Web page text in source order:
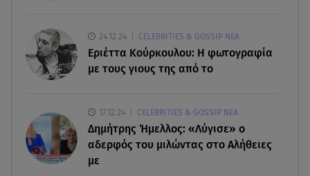
07.08.26 , 12:51
Μαριαλένα Ρουμελιώτη: Δύο -υπέροχοι- μήνες
τον γιο της
Τουρισμός για όλους: Συνεχίζονται οι αιτήσεις –
Ποιοι κάνουν σήμερα
24.12.24 CELEBRITIES & GOSSIP ΝΕΑ
Εριέττα Κούρκουλου: Η φωτογραφία
με τους γιους της από το
17.12.24 CELEBRITIES & GOSSIP ΝΕΑ
Δημήτρης Ήμελλος: «Λύγισε» ο
αδερφός του μιλώντας στο Αλήθειες
με